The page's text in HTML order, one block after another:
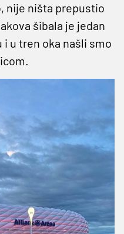
nije ništa prepustio
šibala je jedan
u tren oka našli smo